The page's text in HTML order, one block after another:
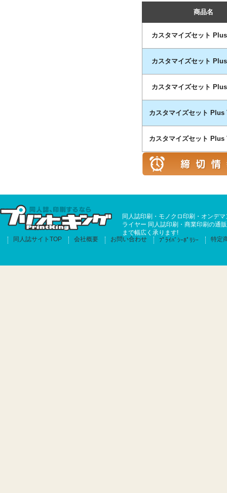
商品名
カスタマイズセット
カスタマイズセット
カスタマイズセット
カスタマイズセット
カスタマイズセット
同人誌印刷・モノクロ印刷・オンデ
ライヤー 同人誌印刷・商業印刷の通
まで幅広く承ります!
同人誌サイトTOP
会社概要 お問い合わせ ﾌﾟﾗｲﾊﾞｼｰﾎﾟﾘｼｰ 特定